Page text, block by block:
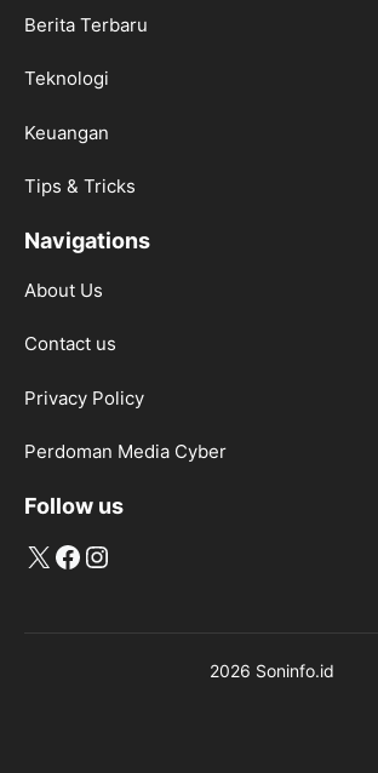
Berita Terbaru
Teknologi
Keuangan
Tips & Tricks
Navigations
About Us
Contact us
Privacy Policy
Perdoman Media Cyber
Follow us
X Facebook
Instagram
2026 Soninfo.id